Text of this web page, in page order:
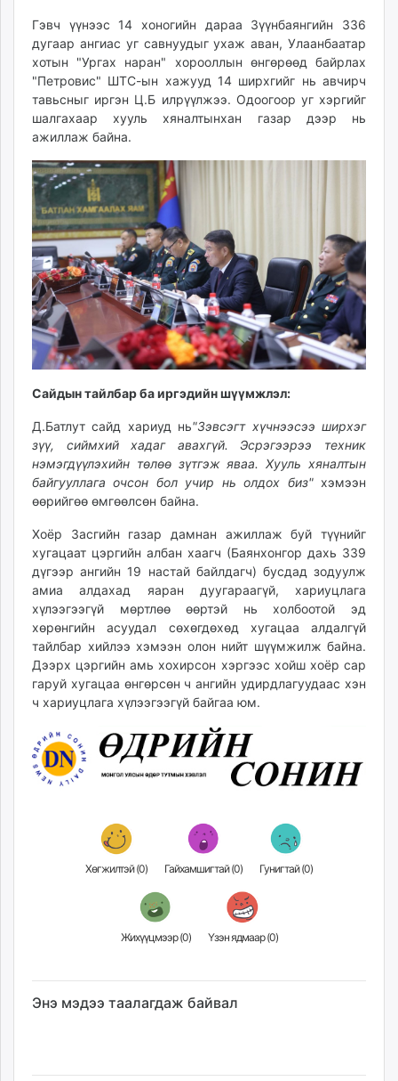
ugluu.mn
urlag.mn
unen.mn
asu.mn
shudarga.mn
shuurhai.mn
unuudur.mn
isee.mn
mglradio.com
fact.mn
itoim.mn
tumen.mn
shuum.mn
times.mn
tvmongolia.mn
mass.mn
unegui.mn
toim.mn
tac.mn
paparazzi.mn
unread.today
Гэвч үүнээс 14 хоногийн дараа Зүүнбаянгийн 336
дугаар ангиас уг савнуудыг ухаж аван, Улаанбаатар
хотын "Ургах наран" хорооллын өнгөрөөд байрлах
"Петровис" ШТС-ын хажууд 14 ширхгийг нь авчирч
тавьсныг иргэн Ц.Б илрүүлжээ. Одоогоор уг хэргийг
шалгахаар хууль хяналтынхан газар дээр нь
ажиллаж байна.
Сайдын тайлбар ба иргэдийн шүүмжлэл:
Д.Батлут сайд хариуд нь"Зэвсэгт хүчнээсээ ширхэг
зүү, сиймхий хадаг авахгүй. Эсрэгээрээ техник
нэмэгдүүлэхийн төлөө зүтгэж яваа. Хууль хяналтын
байгууллага очсон бол учир нь олдох биз" хэмээн
өөрийгөө өмгөөлсөн байна.
Хоёр Засгийн газар дамнан ажиллаж буй түүнийг
хугацаат цэргийн албан хаагч (Баянхонгор дахь 339
дүгээр ангийн 19 настай байлдагч) бусдад зодуулж
амиа алдахад яаран дуугараагүй, хариуцлага
хүлээгээгүй мөртлөө өөртэй нь холбоотой эд
хөрөнгийн асуудал сөхөгдөхөд хугацаа алдалгүй
тайлбар хийлээ хэмээн олон нийт шүүмжилж байна.
Дээрх цэргийн амь хохирсон хэргээс хойш хоёр сар
гаруй хугацаа өнгөрсөн ч ангийн удирдлагуудаас хэн
ч хариуцлага хүлээгээгүй байгаа юм.
Хөгжилтэй (0) Гайхамшигтай (0) Гунигтай (0)
Жихүүцмээр (0) Үзэн ядмаар (0)
Энэ мэдээ таалагдаж байвал